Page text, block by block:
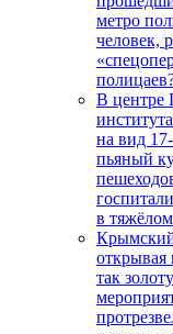
метро
человек,
В центре
на вид
пьяный
в
открывая
так